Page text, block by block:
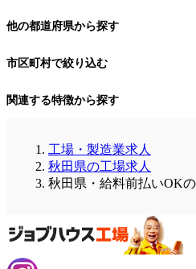
他の都道府県から探す
市区町村で絞り込む
関連する特徴から探す
工場・製造業求人
秋田県の工場求人
秋田県・給料前払いOK